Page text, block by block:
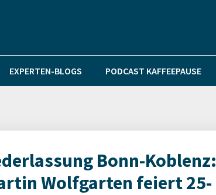
EXPERTEN-BLOGS PODCAST KAFFEEPAUSE
Bonn-Koblenz:
Wolfgarten feiert 25-